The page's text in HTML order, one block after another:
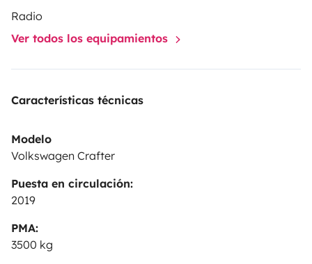
Radio
Ver todos los equipamientos
Características técnicas
Modelo
Volkswagen Crafter
Puesta en circulación:
2019
PMA:
3500 kg